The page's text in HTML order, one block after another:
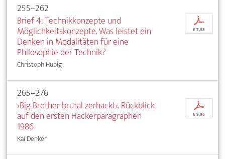
255–262
Brief 4: Technikkonzepte und
Möglichkeitskonzepte. Was leistet ein
Denken in Modalitäten für eine
Philosophie der Technik?
Christoph Hubig
p
€ 7,95
265–276
›Big Brother brutal zerhackt‹. Rückblick
auf den ersten Hackerparagraphen
1986
Kai Denker
p
€ 9,95